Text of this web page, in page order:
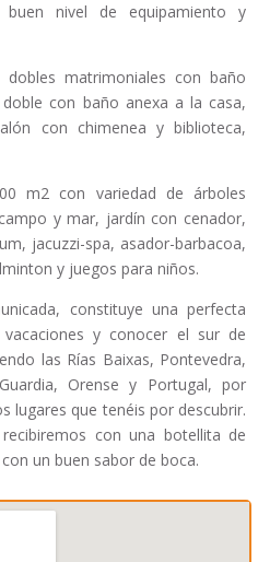
nivel de equipamiento y
matrimoniales con baño
con baño anexa a la casa,
con chimenea y biblioteca,
m2 con variedad de árboles
y mar, jardín con cenador,
jacuzzi-spa, asador-barbacoa,
y juegos para niños.
constituye una perfecta
y conocer el sur de
las Rías Baixas, Pontevedra,
Orense y Portugal, por
lugares que tenéis por descubrir.
con una botellita de
un buen sabor de boca.